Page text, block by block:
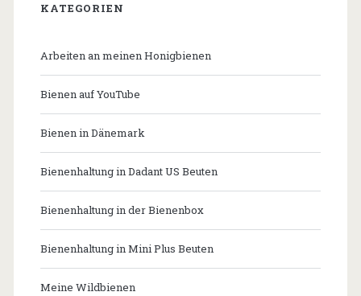
KATEGORIEN
Arbeiten an meinen Honigbienen
Bienen auf YouTube
Bienen in Dänemark
Bienenhaltung in Dadant US Beuten
Bienenhaltung in der Bienenbox
Bienenhaltung in Mini Plus Beuten
Meine Wildbienen